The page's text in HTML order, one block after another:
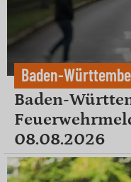
Baden-
Baden-
08.08.2026